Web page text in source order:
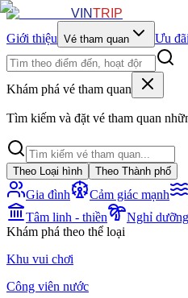
VINTRIP
Giới thiệu Vé tham quan Ưu
Khám phá vé tham quan
Tìm kiếm và đặt vé tham quan
Theo Loại hình Theo Thành phố
Gia đình Cảm giác mạnh
Tâm linh - thiền
Nghỉ
Khám phá theo thể loại
Khu vui chơi
Công viên nước